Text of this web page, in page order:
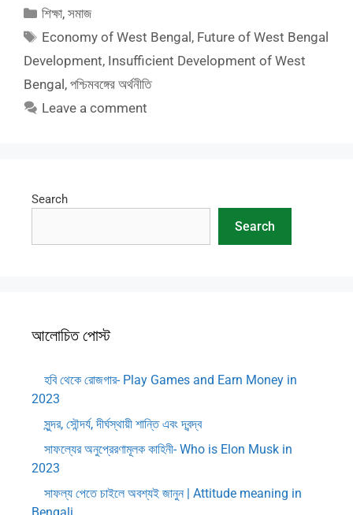
Categories
শিক্ষা,সমাজ
Tags
Economy of West Bengal , Future of West Bengal
Development, Insufficient Development of West
Bengal , পশ্চিমবঙ্গের অর্থনীতি
Leave a comment
Search
Search
আলোচিত পোস্ট
হবি থেকে রোজগার- Play Games and Earn Money in
2023
সুন্দর, সৌন্দর্য, দীর্ঘস্থায়ী শান্তি এবং দ্বন্দ্ব
সাফল্যের অনুপ্রেরণামূলক কাহিনী- Who is Elon Musk in
2023
সাফল্য পেতে চাইলে অবশ্যই জানুন | Attitude meaning in